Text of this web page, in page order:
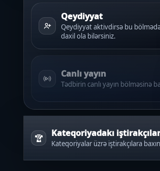
Qeydiyyat
Qeydiyyat aktivdirsə bu
daxil ola bilərsiniz.
Canlı yayın
Tədbirin canlı yayın bölməsinə
Kateqoriyadakı iştirakçılar
Kateqoriyalar üzrə iştirakçılara